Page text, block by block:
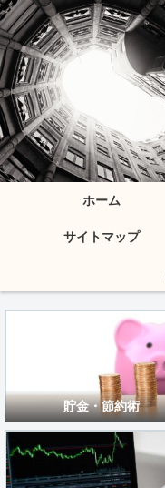
ホーム
サイトマップ
貯金・節約術